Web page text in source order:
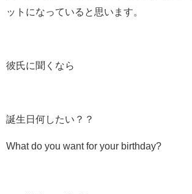
ットになっていると思います。
彼氏に聞くなら
誕生日何したい？？
What do you want for your birthday?